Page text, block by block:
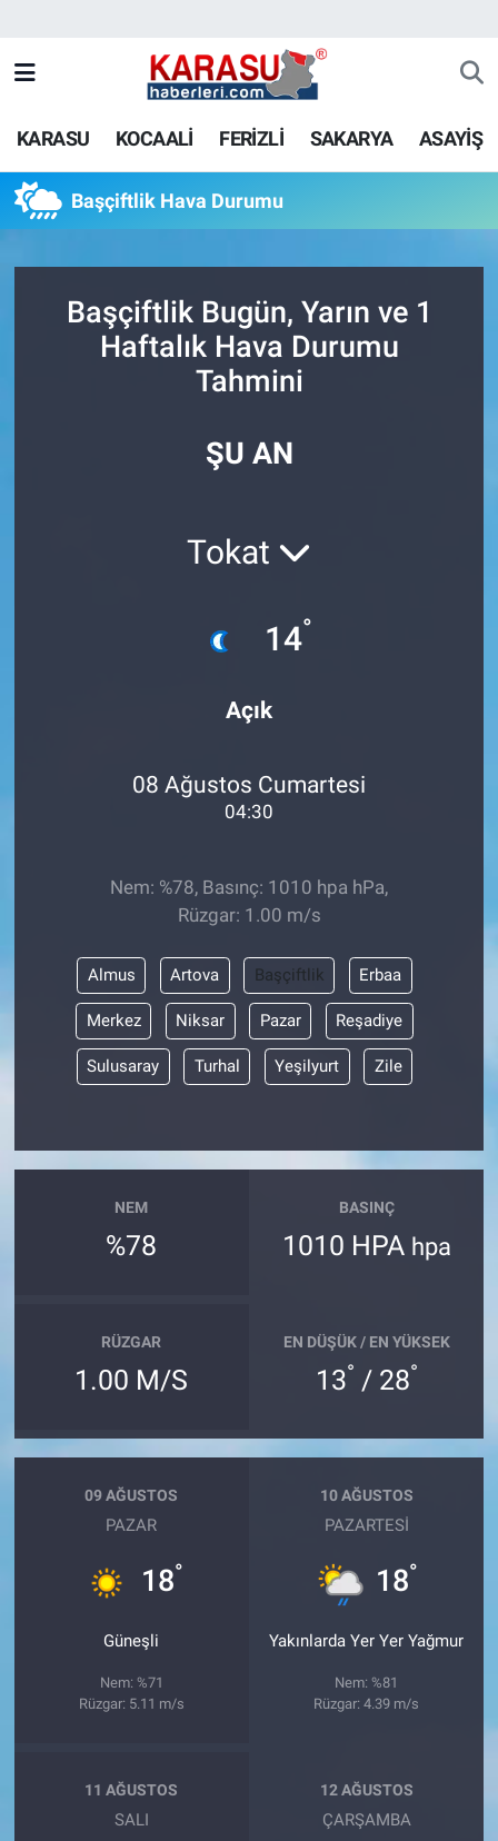
KARASU KOCAALİ FERİZLİ SAKARYA ASAYİŞ
Başçiftlik Hava Durumu
Başçiftlik Bugün, Yarın ve 1
Haftalık Hava Durumu
Tahmini
ŞU AN
Tokat
14°
Açık
08 Ağustos Cumartesi
04:30
Nem: %78, Basınç: 1010 hpa hPa,
Rüzgar: 1.00 m/s
Almus Artova Başçiftlik Erbaa
Merkez Niksar Pazar Reşadiye
Sulusaray Turhal Yeşilyurt Zile
NEM
%78
BASINÇ
1010 HPA hpa
RÜZGAR
1.00 M/S
EN DÜŞÜK / EN YÜKSEK
13° / 28°
09 AĞUSTOS
PAZAR
18°
Güneşli
Nem: %71
Rüzgar: 5.11 m/s
10 AĞUSTOS
PAZARTESI
18°
Yakınlarda Yer Yer Yağmur
Nem: %81
Rüzgar: 4.39 m/s
11 AĞUSTOS
SALI
12 AĞUSTOS
ÇARŞAMBA